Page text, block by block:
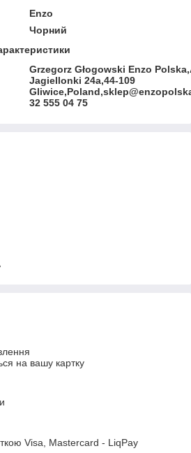
Enzo
Чорний
Grzegorz Głogowski Enzo
Jagiellonki 24a,44-109
32 555 04 75
на вашу картку
Visa, Mastercard - LiqPay